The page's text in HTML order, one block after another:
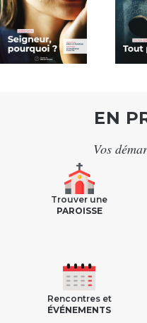
EN
Vos
Trouver une
PAROISSE
Rencontres et
ÉVÉNEMENTS